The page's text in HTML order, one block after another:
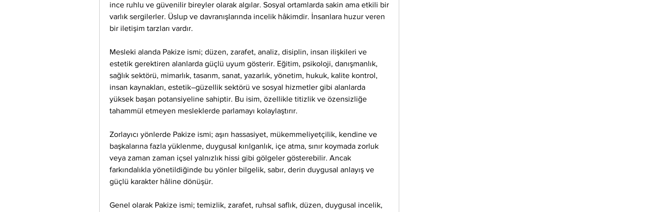
ince ruhlu ve güvenilir bireyler olarak algılar. Sosyal ortamlarda sakin ama etkili bir
varlık sergilerler. Üslup ve davranışlarında incelik hâkimdir. İnsanlara huzur veren
bir iletişim tarzları vardır.
Mesleki alanda Pakize ismi; düzen, zarafet, analiz, disiplin, insan ilişkileri ve
estetik gerektiren alanlarda güçlü uyum gösterir. Eğitim, psikoloji, danışmanlık,
sağlık sektörü, mimarlık, tasarım, sanat, yazarlık, yönetim, hukuk, kalite kontrol,
insan kaynakları, estetik–güzellik sektörü ve sosyal hizmetler gibi alanlarda
yüksek başarı potansiyeline sahiptir. Bu isim, özellikle titizlik ve özensizliğe
tahammül etmeyen mesleklerde parlamayı kolaylaştırır.
Zorlayıcı yönlerde Pakize ismi; aşırı hassasiyet, mükemmeliyetçilik, kendine ve
başkalarına fazla yüklenme, duygusal kırılganlık, içe atma, sınır koymada zorluk
veya zaman zaman içsel yalnızlık hissi gibi gölgeler gösterebilir. Ancak
farkındalıkla yönetildiğinde bu yönler bilgelik, sabır, derin duygusal anlayış ve
güçlü karakter hâline dönüşür.
Genel olarak Pakize ismi; temizlik, zarafet, ruhsal saflık, düzen, duygusal incelik,